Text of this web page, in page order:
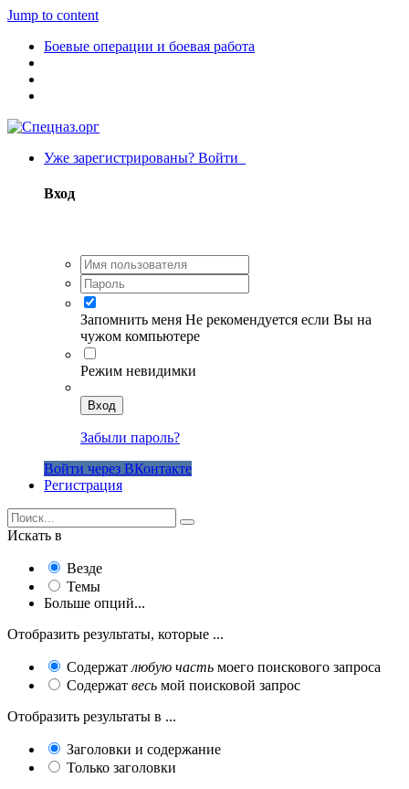
Jump to content
Боевые операции и боевая работа
Уже зарегистрированы? Войти
Вход
Запомнить меня Не рекомендуется если Вы на
чужом компьютере
Режим невидимки
Вход
Забыли пароль?
Войти через ВКонтакте
Регистрация
Искать в
Везде
Темы
Больше опций...
Отобразить результаты, которые ...
Содержат любую часть моего поискового запроса
Содержат весь мой поисковой запрос
Отобразить результаты в ...
Заголовки и содержание
Только заголовки